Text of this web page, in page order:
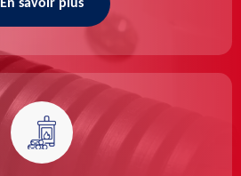
En savoir plus